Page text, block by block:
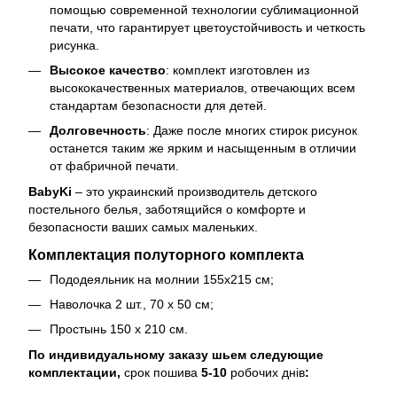
помощью современной технологии сублимационной
печати, что гарантирует цветоустойчивость и четкость
рисунка.
Высокое качество: комплект изготовлен из
высококачественных материалов, отвечающих всем
стандартам безопасности для детей.
Долговечность: Даже после многих стирок рисунок
останется таким же ярким и насыщенным в отличии
от фабричной печати.
BabyKi – это украинский производитель детского
постельного белья, заботящийся о комфорте и
безопасности ваших самых маленьких.
Комплектация полуторного комплекта
Пододеяльник на молнии 155х215 см;
Наволочка 2 шт., 70 х 50 см;
Простынь 150 х 210 см.
По индивидуальному заказу шьем следующие
комплектации, срок пошива 5-10 робочих днів: